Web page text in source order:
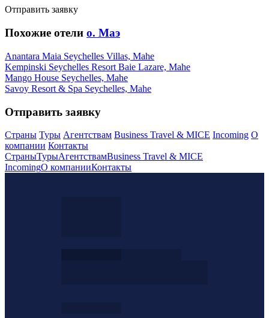
Отправить заявку
Похожие отели о. Маэ
Anantara Maia Seychelles Villas, Mahe
Kempinski Seychelles Resort Baie Lazare, Mahe
Mango House Seychelles, Mahe
Savoy Resort & Spa Seychelles, Mahe
Отправить заявку
Страны Туры Агентствам Business Travel & MICE Incoming О
компании Контакты
СтраныТурыАгентствамBusiness Travel & MICE
IncomingО компанииКонтакты